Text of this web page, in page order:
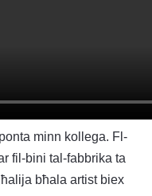
minn kollega. Fl-
fil-bini tal-fabbrika ta
bħala artist biex